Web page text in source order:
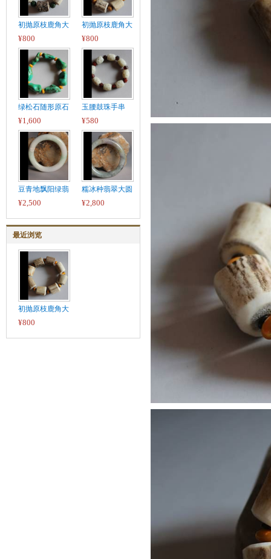
初抛原枝鹿角大
¥800
初抛原枝鹿角大
¥800
绿松石随形原石
¥1,600
玉腰鼓珠手串
¥580
豆青地飘阳绿翡
¥2,500
糯冰种翡翠大圆
¥2,800
最近浏览
初抛原枝鹿角大
¥800